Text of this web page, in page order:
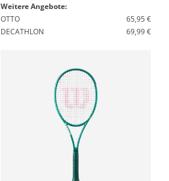
Weitere Angebote:
OTTO
65,95 €
DECATHLON
69,99 €